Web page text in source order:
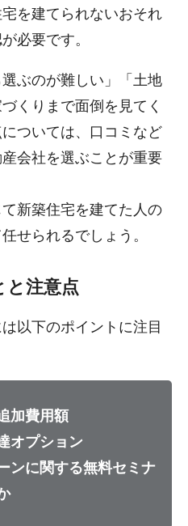
を建てられないおそれ
必要です。
選ぶのが難しい」「土地
くりまで面倒を見てく
ついては、口コミなど
会社を選ぶことが重要
新築住宅を建てた人の
せられるでしょう。
と注意点
以下のポイントに注目
加費用額
オプション
ンに関する無料セミナ